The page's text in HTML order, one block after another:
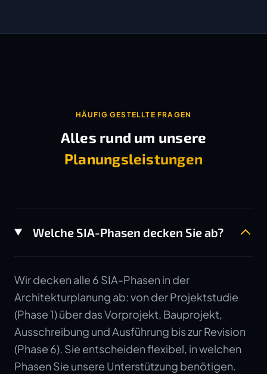
HÄUFIG GESTELLTE FRAGEN
Alles rund um unsere
Planungsleistungen
Welche SIA-Phasen decken Sie ab?
Wir decken alle 6 SIA-Phasen in der
Architekturplanung ab: von der Projektstudie
(Phase 1) über das Vorprojekt, Bauprojekt,
Ausschreibung und Ausführung bis zur Revision
(Phase 6). Sie entscheiden flexibel, in welchen
Phasen Sie unsere Unterstützung benötigen.